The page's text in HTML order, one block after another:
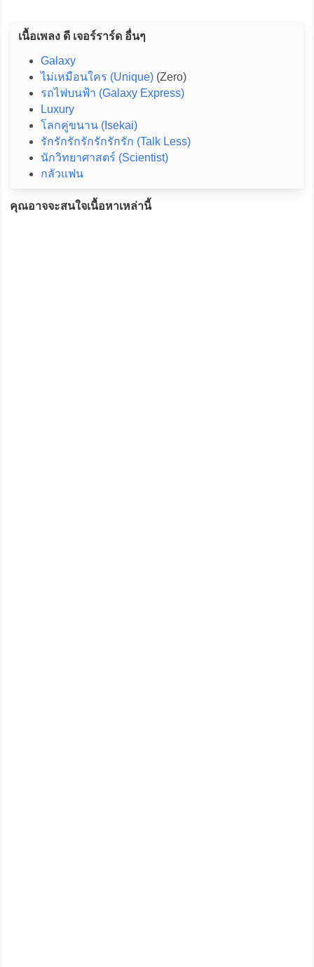
เนื้อเพลง ดี เจอร์ราร์ด อื่นๆ
Galaxy
ไม่เหมือนใคร (Unique)(Zero)
รถไฟบนฟ้า (Galaxy Express)
Luxury
โลกคู่ขนาน (Isekai)
รักรักรักรักรักรักรัก (Talk Less)
นักวิทยาศาสตร์ (Scientist)
กลัวแฟน
คุณอาจจะสนใจเนื้อหาเหล่านี้